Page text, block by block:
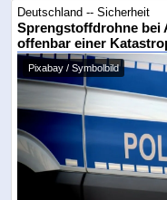
Deutschland -- Sicherheit
Sprengstoffdrohne bei
offenbar einer
Pixabay / Symbolbild